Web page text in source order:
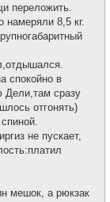
переложить.
намеряли 8,5 кг.
спокойно в
Дели,там сразу
отгонять)
не пускает,
мешок, а рюкзак